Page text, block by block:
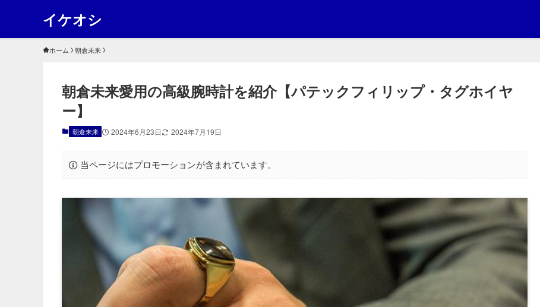
イケオシ
ホーム 朝倉未来
朝倉未来愛用の高級腕時計を紹介【パテックフィリップ・タグホイヤ
ー】
朝倉未来 2024年6月23日 2024年7月19日
当ページにはプロモーションが含まれています。